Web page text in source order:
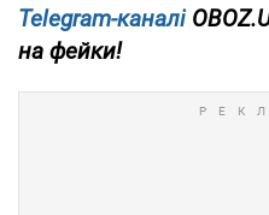
Telegram-каналі
на фейки!